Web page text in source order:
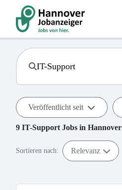
Veröffentlicht seit
9 IT-Support Jobs in Hannover
Sortieren nach: Relevanz